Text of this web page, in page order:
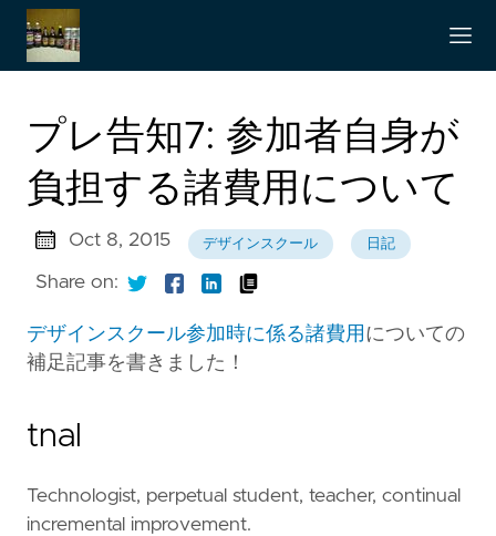
プレ告知7: 参加者自身が
負担する諸費用について
Oct 8, 2015 デザインスクール 日記
Share on:
デザインスクール参加時に係る諸費用 についての
補足記事を書きました！
tnal
Technologist, perpetual student, teacher, continual
incremental improvement.